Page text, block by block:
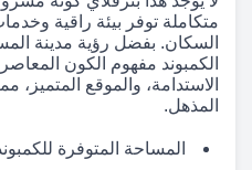
متكاملة توفر بيئة راقية
السكان. بفضل رؤية مدينة
الكمبوند مفهوم الكون
الاستدامة، والموقع
المذهل.
المساحة المتوفرة للكمبوند: 200